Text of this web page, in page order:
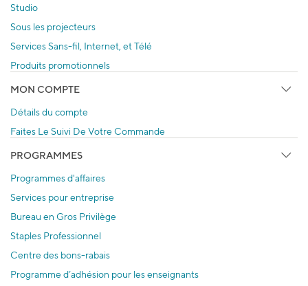
Studio
Sous les projecteurs
Services Sans-fil, Internet, et Télé
Produits promotionnels
MON COMPTE
Détails du compte
Faites Le Suivi De Votre Commande
PROGRAMMES
Programmes d'affaires
Services pour entreprise
Bureau en Gros Privilège
Staples Professionnel
Centre des bons-rabais
Programme d’adhésion pour les enseignants